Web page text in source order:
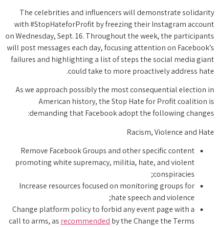
The celebrities and influencers will demonstrate solidarity
with #StopHateforProfit by freezing their Instagram account
on Wednesday, Sept. 16. Throughout the week, the participants
will post messages each day, focusing attention on Facebook’s
failures and highlighting a list of steps the social media giant
could take to more proactively address hate.
As we approach possibly the most consequential election in
American history, the Stop Hate for Profit coalition is
demanding that Facebook adopt the following changes:
Racism, Violence and Hate
Remove Facebook Groups and other specific content
promoting white supremacy, militia, hate, and violent
conspiracies;
Increase resources focused on monitoring groups for
hate speech and violence;
Change platform policy to forbid any event page with a
call to arms, as recommended by the Change the Terms